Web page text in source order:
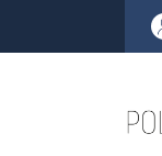
al contenuto
to footer content